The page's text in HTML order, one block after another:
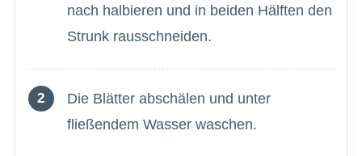
nach halbieren und in beiden Hälften den
Strunk rausschneiden.
Die Blätter abschälen und unter
fließendem Wasser waschen.